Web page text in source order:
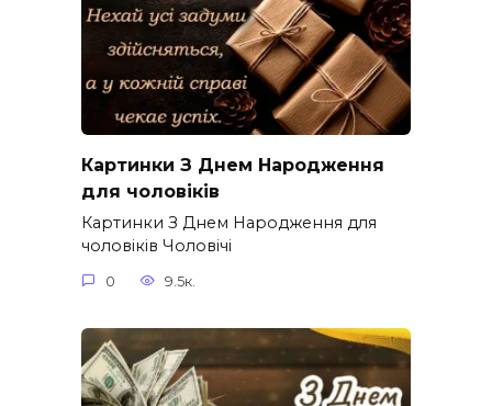
Картинки З Днем Народження
для чоловіків​
Картинки З Днем Народження для
чоловіків​ Чоловічі
0 9.5к.